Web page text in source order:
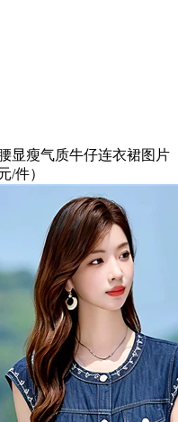
显瘦气质牛仔连衣裙图片
/件）